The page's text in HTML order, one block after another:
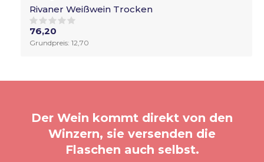
Rivaner Weißwein Trocken
76,20
Grundpreis: 12,70
Der Wein kommt direkt von den
Winzern, sie versenden die
Flaschen auch selbst.